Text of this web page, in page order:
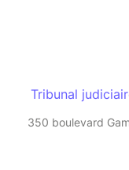
Tribunal
350 boulevard